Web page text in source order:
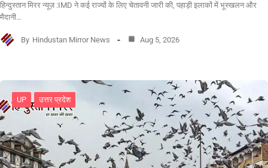
हिन्दुस्तान मिरर न्यूज़ :IMD ने कई राज्यों के लिए चेतावनी जारी की, पहाड़ी इलाकों में भूस्खलन और
मैदानी…
By Hindustan Mirror News Aug 5, 2026
UP उत्तर प्रदेश